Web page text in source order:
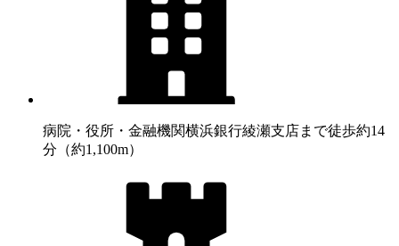
病院・役所・金融機関横浜銀行綾瀬支店まで徒歩約14
分（約1,100m）